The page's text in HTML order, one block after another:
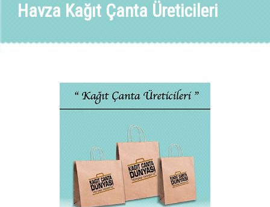
Havza Kağıt Çanta Üreticileri